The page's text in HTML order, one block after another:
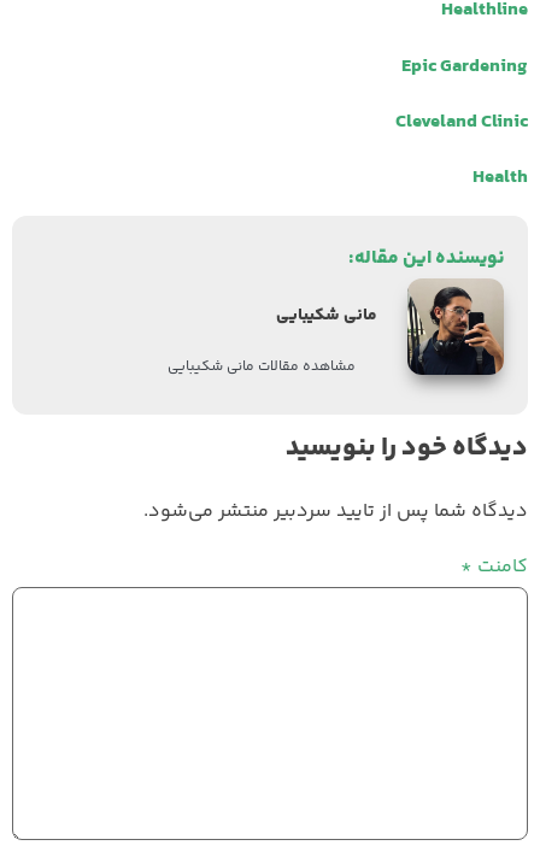
Healthline
Epic Gardening
Cleveland Clinic
Health
نویسنده این مقاله:
مانی شکیبایی
مشاهده مقالات مانی شکیبایی
دیدگاه خود را بنویسید
دیدگاه شما پس از تایید سردبیر منتشر می‌شود.
کامنت *